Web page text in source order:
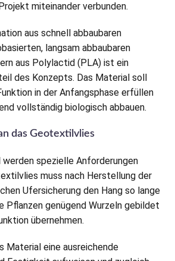
miteinander verbunden.
aus schnell abbaubaren
langsam abbaubaren
aus Polylactid (PLA) ist ein
des Konzepts. Das Material soll
in der Anfangsphase erfüllen
vollständig biologisch abbauen.
das Geotextilvlies
spezielle Anforderungen
muss nach Herstellung der
Ufersicherung den Hang so lange
Pflanzen genügend Wurzeln gebildet
übernehmen.
Material eine ausreichende